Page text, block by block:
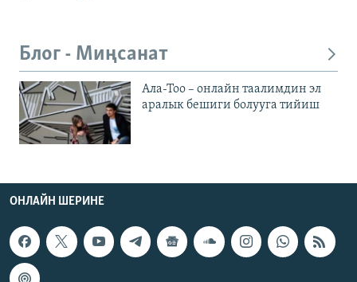
Блог - Миңсанат
Ала-Тоо – онлайн таалимдин эл
аралык бешиги болууга тийиш
ОНЛАЙН ШЕРИНЕ